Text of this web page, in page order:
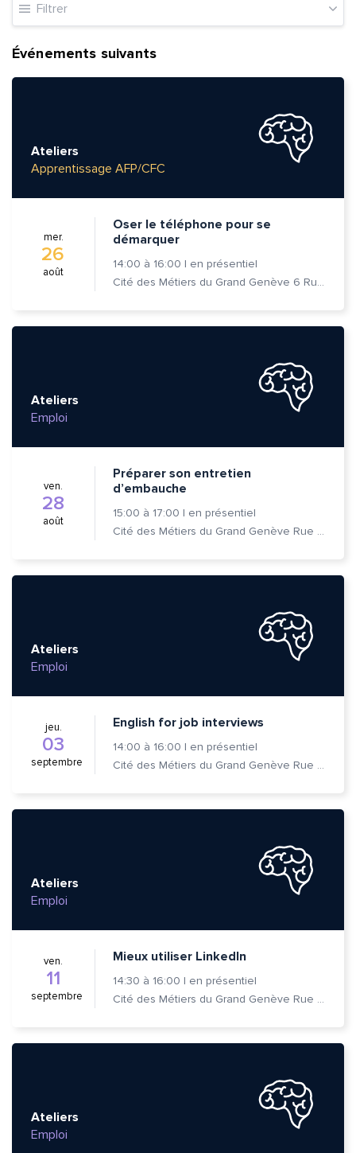
Filtrer
Événements suivants
Ateliers
Apprentissage AFP/CFC
mer.
26
août
Oser le téléphone pour se
démarquer
14:00 à 16:00 | en présentiel
Cité des Métiers du Grand Genève 6 Rue Prévost-Martin 1205 Genève
Ateliers
Emploi
ven.
28
août
Préparer son entretien
d’embauche
15:00 à 17:00 | en présentiel
Cité des Métiers du Grand Genève Rue Prévost-Martin 6 1205 Genève
Ateliers
Emploi
jeu.
03
septembre
English for job interviews
14:00 à 16:00 | en présentiel
Cité des Métiers du Grand Genève Rue Prévost-Martin 6 1205 Genève
Ateliers
Emploi
ven.
11
septembre
Mieux utiliser LinkedIn
14:30 à 16:00 | en présentiel
Cité des Métiers du Grand Genève Rue Prévost-Martin 6 1205 Genève
Ateliers
Emploi
Quelle est la pertinence de cette page?